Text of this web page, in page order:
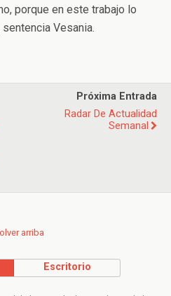
porque en este trabajo lo
Vesania.
Próxima Entrada
Radar De Actualidad
Semanal
arriba
Escritorio